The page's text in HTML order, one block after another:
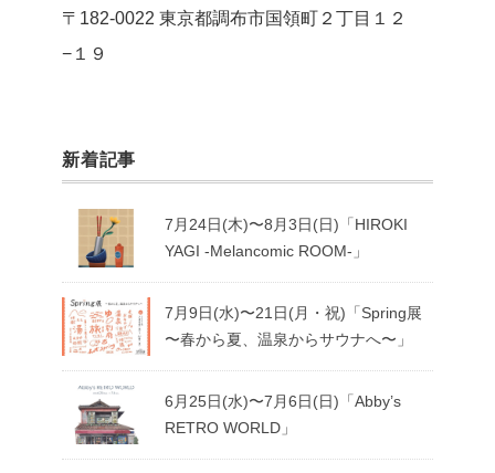
〒182-0022 東京都調布市国領町２丁目１２
−１９
新着記事
7月24日(木)〜8月3日(日)「HIROKI
YAGI -Melancomic ROOM-」
7月9日(水)〜21日(月・祝)「Spring展
〜春から夏、温泉からサウナへ〜」
6月25日(水)〜7月6日(日)「Abby’s
RETRO WORLD」